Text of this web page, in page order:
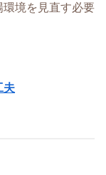
環境を見直す必要
夫